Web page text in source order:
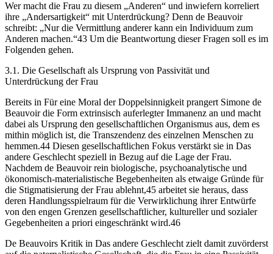
Wer macht die Frau zu diesem „Anderen“ und inwiefern korreliert
ihre „Andersartigkeit“ mit Unterdrückung? Denn de Beauvoir
schreibt: „Nur die Vermittlung anderer kann ein Individuum zum
Anderen machen.“43 Um die Beantwortung dieser Fragen soll es im
Folgenden gehen.
3.1. Die Gesellschaft als Ursprung von Passivität und
Unterdrückung der Frau
Bereits in Für eine Moral der Doppelsinnigkeit prangert Simone de
Beauvoir die Form extrinsisch auferlegter Immanenz an und macht
dabei als Ursprung den gesellschaftlichen Organismus aus, dem es
mithin möglich ist, die Transzendenz des einzelnen Menschen zu
hemmen.44 Diesen gesellschaftlichen Fokus verstärkt sie in Das
andere Geschlecht speziell in Bezug auf die Lage der Frau.
Nachdem de Beauvoir rein biologische, psychoanalytische und
ökonomisch-materialistische Begebenheiten als etwaige Gründe für
die Stigmatisierung der Frau ablehnt,45 arbeitet sie heraus, dass
deren Handlungsspielraum für die Verwirklichung ihrer Entwürfe
von den engen Grenzen gesellschaftlicher, kultureller und sozialer
Gegebenheiten a priori eingeschränkt wird.46
De Beauvoirs Kritik in Das andere Geschlecht zielt damit zuvörderst